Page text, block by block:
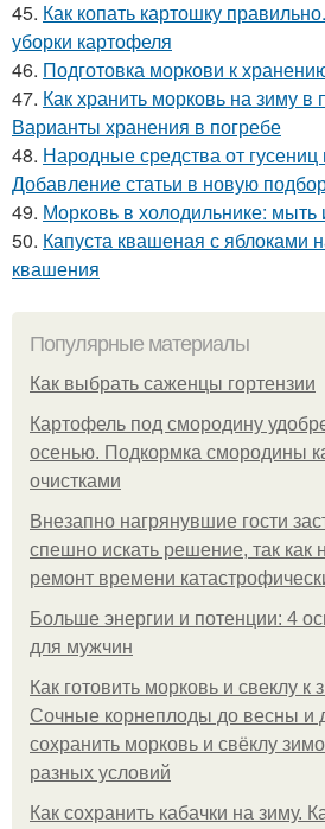
45. Как копать картошку
уборки картофеля
46. Подготовка моркови к
47. Как хранить морковь на зиму в
Варианты хранения в погребе
48. Народные средства от гусениц
Добавление статьи в новую
49. Морковь в холодильнике: мыть
50. Капуста квашеная с яблоками
квашения
Популярные материалы
Как выбрать саженцы гортензии
Картофель под смородину
осенью. Подкормка смородины
очистками
Внезапно нагрянувшие гости
спешно искать решение, так как
ремонт времени
Больше энергии и потенции: 4
для мужчин
Как готовить морковь и свеклу
Сочные корнеплоды до весны и
сохранить морковь и свёклу
разных условий
Как сохранить кабачки на зиму.